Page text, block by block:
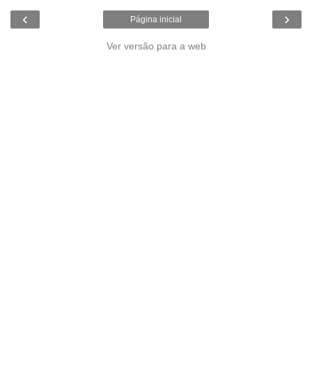
‹ ›
Página inicial
Ver versão para a web